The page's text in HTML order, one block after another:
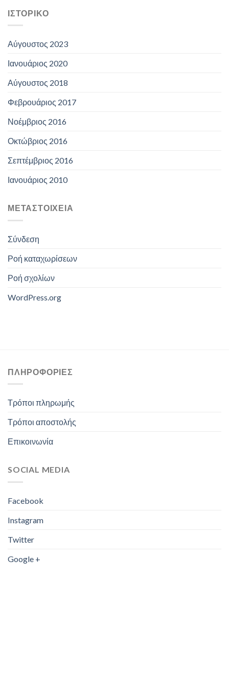
ΙΣΤΟΡΙΚΌ
Αύγουστος 2023
Ιανουάριος 2020
Αύγουστος 2018
Φεβρουάριος 2017
Νοέμβριος 2016
Οκτώβριος 2016
Σεπτέμβριος 2016
Ιανουάριος 2010
ΜΕΤΑΣΤΟΙΧΕΊΑ
Σύνδεση
Ροή καταχωρίσεων
Ροή σχολίων
WordPress.org
ΠΛΗΡΟΦΟΡΊΕΣ
Τρόποι πληρωμής
Τρόποι αποστολής
Επικοινωνία
SOCIAL MEDIA
Facebook
Instagram
Twitter
Google +